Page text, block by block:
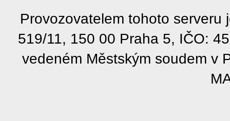
Provozovatelem tohoto
519/11, 150 00 Praha 5, IČO:
vedeném Městským soudem v